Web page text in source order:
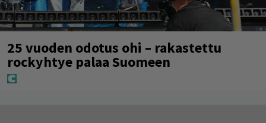
25 vuoden odotus ohi – rakastettu
rockyhtye palaa Suomeen